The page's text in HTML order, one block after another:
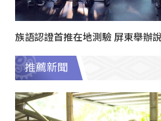
族語認證首推在地測驗 屏東舉辦
推薦新聞